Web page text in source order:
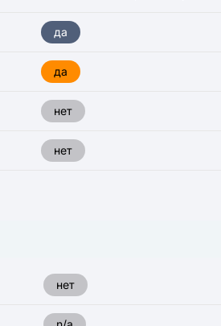
да
да
нет
нет
нет